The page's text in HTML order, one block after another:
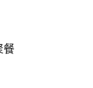
餐